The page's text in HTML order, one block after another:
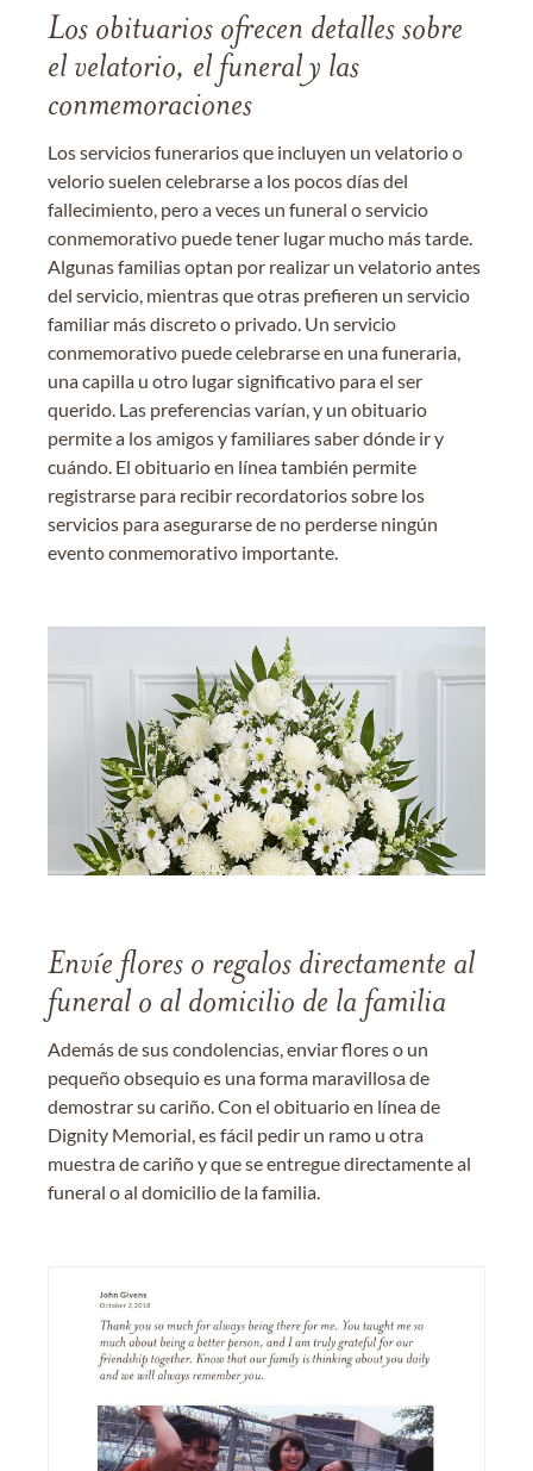
Los obituarios ofrecen detalles sobre
el velatorio, el funeral y las
conmemoraciones
Los servicios funerarios que incluyen un velatorio o
velorio suelen celebrarse a los pocos días del
fallecimiento, pero a veces un funeral o servicio
conmemorativo puede tener lugar mucho más tarde.
Algunas familias optan por realizar un velatorio antes
del servicio, mientras que otras prefieren un servicio
familiar más discreto o privado. Un servicio
conmemorativo puede celebrarse en una funeraria,
una capilla u otro lugar significativo para el ser
querido. Las preferencias varían, y un obituario
permite a los amigos y familiares saber dónde ir y
cuándo. El obituario en línea también permite
registrarse para recibir recordatorios sobre los
servicios para asegurarse de no perderse ningún
evento conmemorativo importante.
Envíe flores o regalos directamente al
funeral o al domicilio de la familia
Además de sus condolencias, enviar flores o un
pequeño obsequio es una forma maravillosa de
demostrar su cariño. Con el obituario en línea de
Dignity Memorial, es fácil pedir un ramo u otra
muestra de cariño y que se entregue directamente al
funeral o al domicilio de la familia.